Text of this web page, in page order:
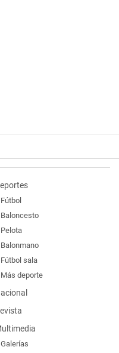
Fútbol
Baloncesto
Pelota
Balonmano
Fútbol sala
Más deporte
Galerías